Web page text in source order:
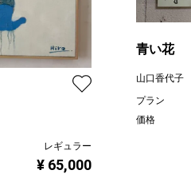
レギュラー
¥ 65,000
青い花
山口香代子
プラン
価格